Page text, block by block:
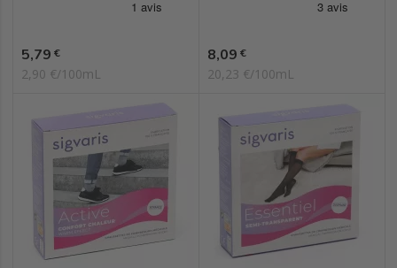
Prix
5,79 €
2,90 €/100mL
Prix
8,09 €
20,23 €/100mL